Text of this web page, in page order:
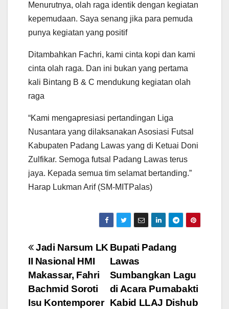
Menurutnya, olah raga identik dengan kegiatan
kepemudaan. Saya senang jika para pemuda
punya kegiatan yang positif
Ditambahkan Fachri, kami cinta kopi dan kami
cinta olah raga. Dan ini bukan yang pertama
kali Bintang B & C mendukung kegiatan olah
raga
“Kami mengapresiasi pertandingan Liga
Nusantara yang dilaksanakan Asosiasi Futsal
Kabupaten Padang Lawas yang di Ketuai Doni
Zulfikar. Semoga futsal Padang Lawas terus
jaya. Kepada semua tim selamat bertanding.”
Harap Lukman Arif (SM-MITPalas)
Navigasi
pos
Bupati Padang
Lawas
Sumbangkan Lagu
di Acara Purnabakti
Kabid LLAJ Dishub
Jadi Narsum LK
II Nasional HMI
Makassar, Fahri
Bachmid Soroti
Isu Kontemporer